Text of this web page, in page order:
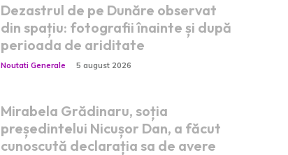
Dezastrul de pe Dunăre observat
din spațiu: fotografii înainte și după
perioada de ariditate
Noutati Generale 5 august 2026
Mirabela Grădinaru, soția
președintelui Nicușor Dan, a făcut
cunoscută declarația sa de avere